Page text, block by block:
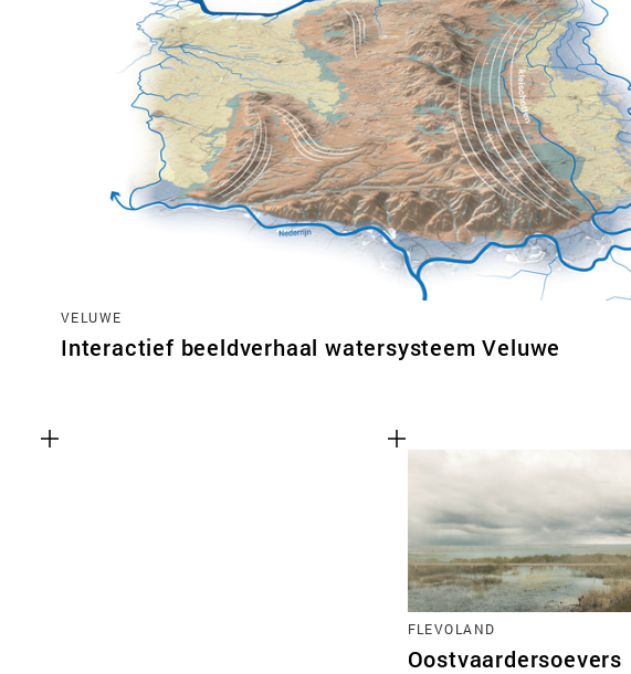
VELUWE
Interactief beeldverhaal watersysteem Veluwe
FLEVOLAND
Oostvaardersoevers